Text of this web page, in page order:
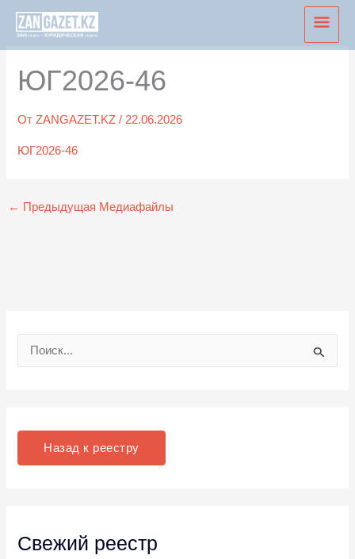
Перейти
содержимому
ЮГ2026-46
ОтZANGAZET.KZ/22.06.2026
ЮГ2026-46
← Предыдущая Медиафайлы
Назад к реестру
Свежий реестр